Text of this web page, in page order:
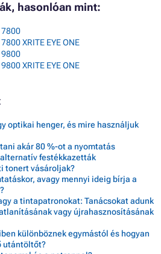
hasonlóan mint:
7800
XRITE EYE ONE
9800
XRITE EYE ONE
optikai henger, és mire használjuk
akár 80 %-ot a nyomtatás
festékkazetták
tonert vásároljak?
avagy mennyi ideig bírja a
a tintapatronokat: Tanácsokat adunk
vagy újrahasznosításának
különböznek egymástól és hogyan
utántöltőt?